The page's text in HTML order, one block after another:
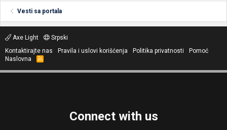
Vesti sa portala
Axe Light
Srpski
Kontaktirajte nas
Pravila i uslovi korišćenja Politika privatnosti
Pomoć
Naslovna
R
S
Connect with us